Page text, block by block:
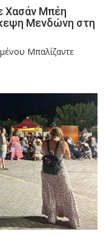
Χασάν Μπέη
Μενδώνη στη
Μπαλίζαντε